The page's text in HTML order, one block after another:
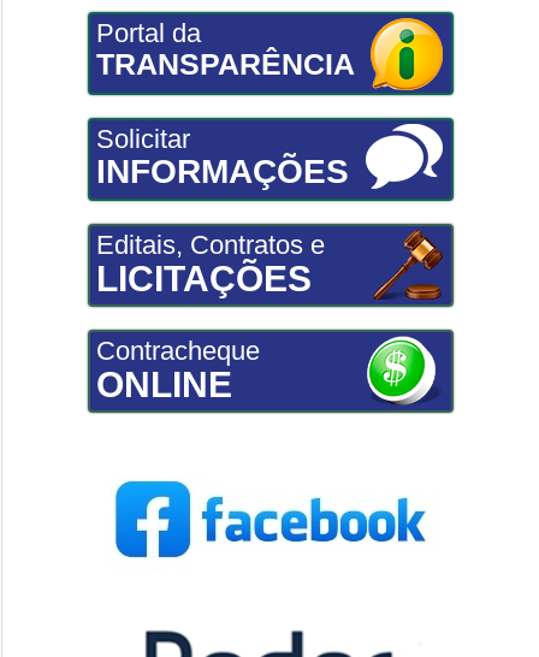
Portal da
TRANSPARÊNCIA
Solicitar
INFORMAÇÕES
Editais, Contratos e
LICITAÇÕES
Contracheque
ONLINE